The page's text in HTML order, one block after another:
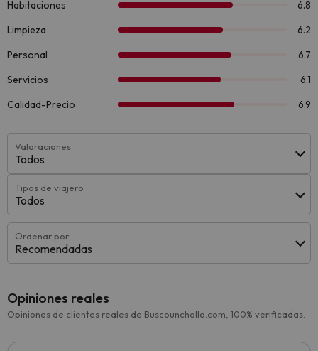
Valoraciones
Todos
Tipos de viajero
Todos
Ordenar por:
Recomendadas
Opiniones reales
Opiniones de clientes reales de Buscounchollo.com, 100% verificadas.